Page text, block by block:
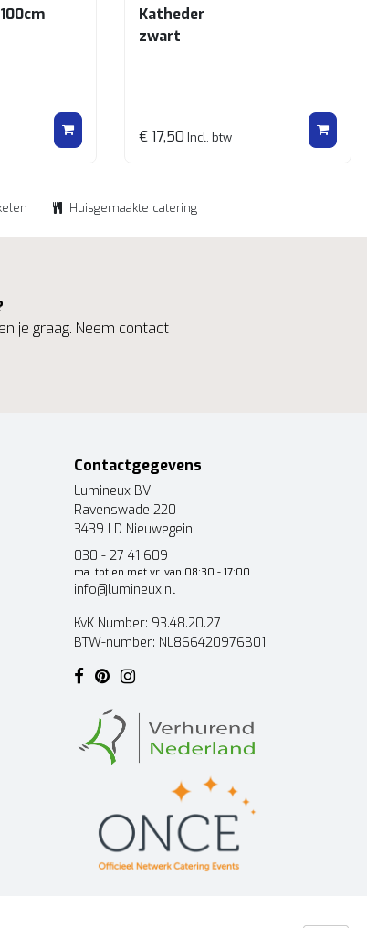
Katheder
zwart
€ 17,50 Incl. btw
Huisgemaakte catering
je graag. Neem contact
Contactgegevens
Lumineux BV
Ravenswade 220
3439 LD Nieuwegein
030 - 27 41 609
ma. tot en met vr. van 08:30 - 17:00
info@lumineux.nl
KvK Number: 93.48.20.27
BTW-number: NL866420976B01